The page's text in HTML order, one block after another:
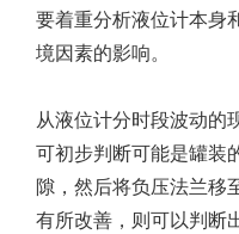
要着重分析液位计本身
境因素的影响。
从液位计分时段波动的
可初步判断可能是罐装
隙，然后将负压法兰移
有所改善，则可以判断